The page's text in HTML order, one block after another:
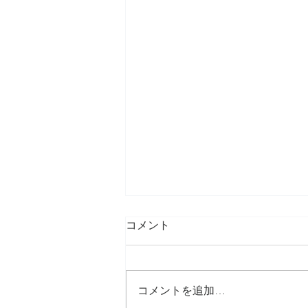
コメント
コメントを追加…